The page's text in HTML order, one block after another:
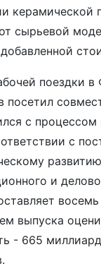
керамической
сырьевой
поездки в
посетил
с процессом
с
и
выпуска
- 665